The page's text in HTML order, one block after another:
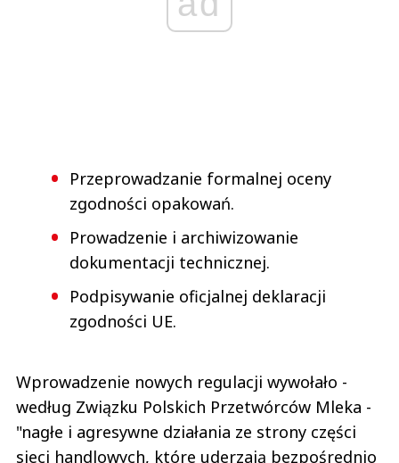
Przeprowadzanie formalnej oceny
zgodności opakowań.
Prowadzenie i archiwizowanie
dokumentacji technicznej.
Podpisywanie oficjalnej deklaracji
zgodności UE.
Wprowadzenie nowych regulacji wywołało -
według Związku Polskich Przetwórców Mleka -
"nagłe i agresywne działania ze strony części
sieci handlowych, które uderzają bezpośrednio